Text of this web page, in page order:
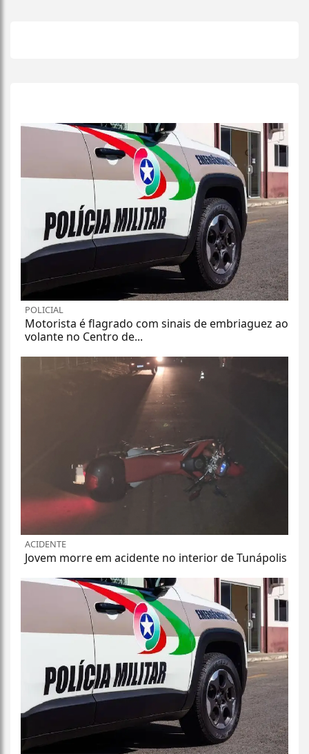
POLICIAL
Motorista é flagrado com sinais de embriaguez ao
volante no Centro de...
ACIDENTE
Jovem morre em acidente no interior de Tunápolis